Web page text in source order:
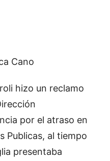
hizo un reclamo
por el atraso en
Publicas, al tiempo
presentaba